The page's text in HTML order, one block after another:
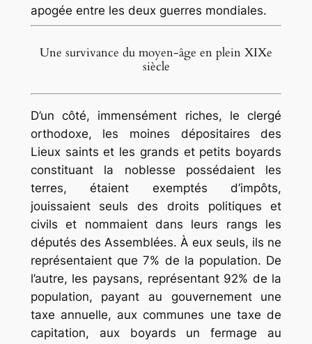
apogée entre les deux guerres mondiales.
Une survivance du moyen-âge en plein XIXe
siècle
D’un côté, immensément riches, le clergé
orthodoxe, les moines dépositaires des
Lieux saints et les grands et petits boyards
constituant la noblesse possédaient les
terres, étaient exemptés d’impôts,
jouissaient seuls des droits politiques et
civils et nommaient dans leurs rangs les
députés des Assemblées. À eux seuls, ils ne
représentaient que 7% de la population. De
l’autre, les paysans, représentant 92% de la
population, payant au gouvernement une
taxe annuelle, aux communes une taxe de
capitation, aux boyards un fermage au